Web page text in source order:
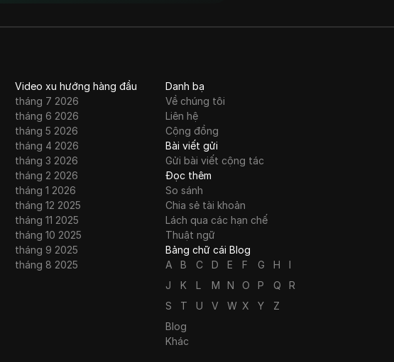
Video xu hướng hàng đầu
tháng 7 2026
tháng 6 2026
tháng 5 2026
tháng 4 2026
tháng 3 2026
tháng 2 2026
tháng 1 2026
tháng 12 2025
tháng 11 2025
tháng 10 2025
tháng 9 2025
tháng 8 2025
Danh bạ
Về chúng tôi
Liên hệ
Cộng đồng
Bài viết gửi
Gửi bài viết cộng tác
Đọc thêm
So sánh
Chia sẻ tài khoản
Lách qua các hạn chế
Thuật ngữ
Bảng chữ cái Blog
A
B C D E F G H
I
J
K L M N O P Q
R
S
T U V W X Y
Z
Blog
Khác